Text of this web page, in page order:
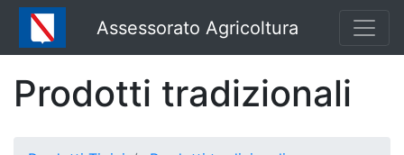
Assessorato Agricoltura
Prodotti tradizionali